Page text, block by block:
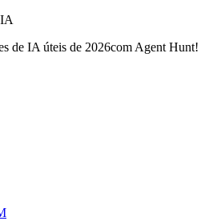
de IA úteis de 2026com Agent Hunt!